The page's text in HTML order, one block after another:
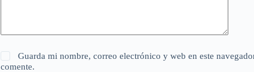
Guarda mi nombre, correo electrónico y web en este
comente.